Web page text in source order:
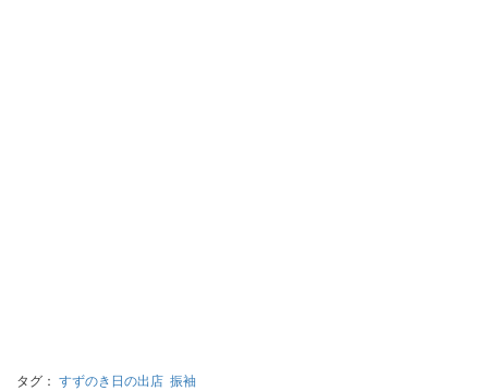
タグ： すずのき日の出店 振袖